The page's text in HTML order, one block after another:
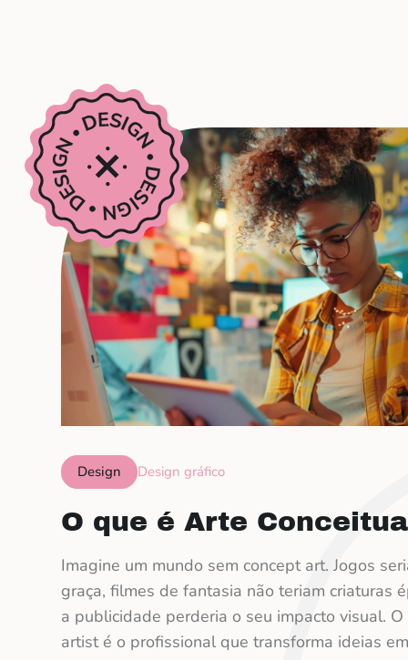
Design Design gráfico
O que é Arte
Imagine um mundo sem concept art. Jogos
graça, filmes de fantasia não teriam criaturas
a publicidade perderia o seu impacto visual. O
artist é o profissional que transforma ideias